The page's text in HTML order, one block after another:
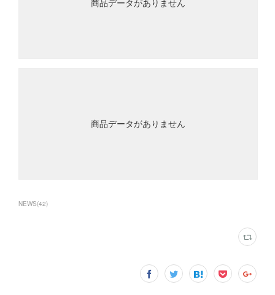
商品データがありません
商品データがありません
NEWS(42)